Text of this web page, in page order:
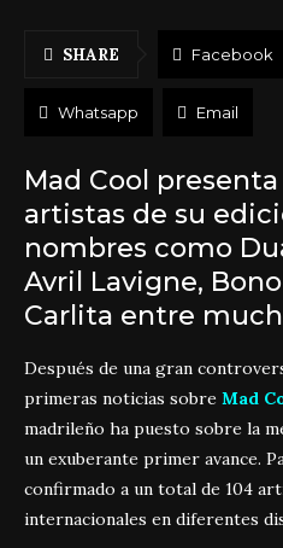
SHARE Facebook
Whatsapp Email
Mad Cool
artistas de su
nombres como
Avril Lavigne,
Carlita entre
Después de una gran
primeras noticias sobre Mad
madrileño ha puesto sobre la
un exuberante primer avance.
confirmado a un total de 104
internacionales en diferentes